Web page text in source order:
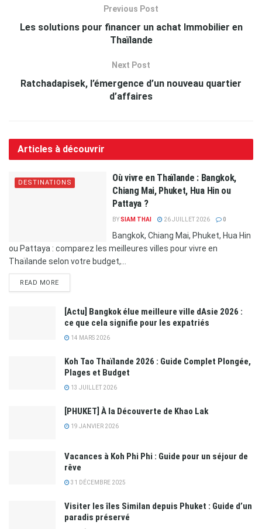
Previous Post
Les solutions pour financer un achat Immobilier en
Thaïlande
Next Post
Ratchadapisek, l’émergence d’un nouveau quartier
d’affaires
Articles à découvrir
DESTINATIONS
Où vivre en Thaïlande : Bangkok,
Chiang Mai, Phuket, Hua Hin ou
Pattaya ?
BYSIAM THAI 26 JUILLET 2026 0
Bangkok, Chiang Mai, Phuket, Hua Hin
ou Pattaya : comparez les meilleures villes pour vivre en
Thaïlande selon votre budget,...
READ MORE
[Actu] Bangkok élue meilleure ville dAsie 2026 :
ce que cela signifie pour les expatriés
14 MARS 2026
Koh Tao Thaïlande 2026 : Guide Complet Plongée,
Plages et Budget
13 JUILLET 2026
[PHUKET] À la Découverte de Khao Lak
19 JANVIER 2026
Vacances à Koh Phi Phi : Guide pour un séjour de
rêve
31 DÉCEMBRE 2025
Visiter les îles Similan depuis Phuket : Guide d’un
paradis préservé